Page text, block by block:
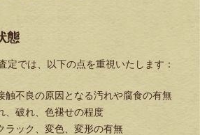
態
定では、以下の点を重視いたします：
触不良の原因となる汚れや腐食の有無
、破れ、色褪せの程度
ラック、変色、変形の有無